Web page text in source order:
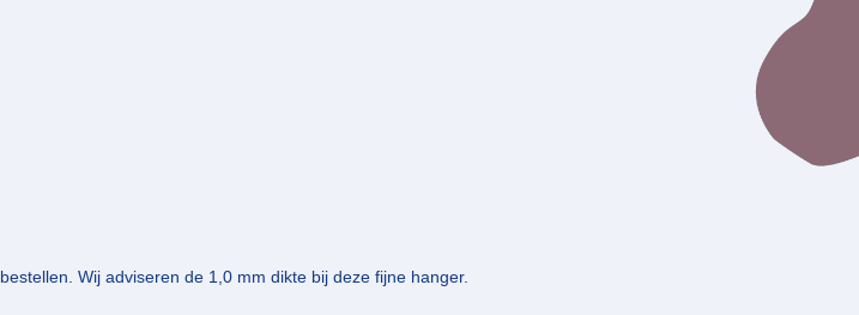
bestellen. Wij adviseren de 1,0 mm dikte bij deze fijne hanger.